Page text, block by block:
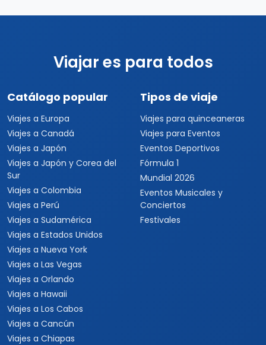
Viajar es para todos
Catálogo popular
Viajes a Europa
Viajes a Canadá
Viajes a Japón
Viajes a Japón y Corea del
Sur
Viajes a Colombia
Viajes a Perú
Viajes a Sudamérica
Viajes a Estados Unidos
Viajes a Nueva York
Viajes a Las Vegas
Viajes a Orlando
Viajes a Hawaii
Viajes a Los Cabos
Viajes a Cancún
Viajes a Chiapas
Tipos de viaje
Viajes para quinceaneras
Viajes para Eventos
Eventos Deportivos
Fórmula 1
Mundial 2026
Eventos Musicales y
Conciertos
Festivales